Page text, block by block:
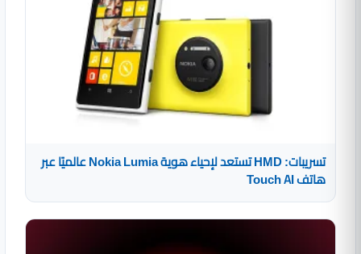
تسريبات: HMD تستعد لإحياء هوية Nokia Lumia عالميًا عبر
هاتف Touch AI